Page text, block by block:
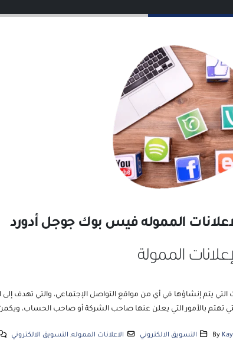
المموله فيس بوك جوجل أدورد
الممولة
التي يتم إنشاؤها في أي من مواقع التواصل الإجتماعي، والتي تهدف
تهتم بالأمور التي يعلن عنها صاحب الشركة أو صاحب الحساب،
By التسويق الالكتروني الاعلانات المموله, التسويق الالكتروني